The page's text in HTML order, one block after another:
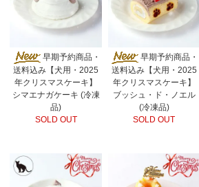
早期予約商品・
送料込み【犬用・2025
年クリスマスケーキ】
シマエナガケーキ (冷凍
品)
SOLD OUT
早期予約商品・
送料込み【犬用・2025
年クリスマスケーキ】
ブッシュ・ド・ノエル
(冷凍品)
SOLD OUT